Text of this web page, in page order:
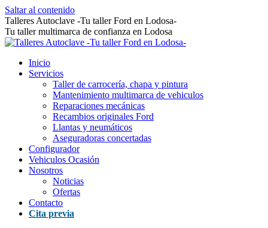
Saltar al contenido
Talleres Autoclave -Tu taller Ford en Lodosa-
Tu taller multimarca de confianza en Lodosa
Inicio
Servicios
Taller de carrocería, chapa y pintura
Mantenimiento multimarca de vehiculos
Reparaciones mecánicas
Recambios originales Ford
Llantas y neumáticos
Aseguradoras concertadas
Configurador
Vehiculos Ocasión
Nosotros
Noticias
Ofertas
Contacto
Cita previa